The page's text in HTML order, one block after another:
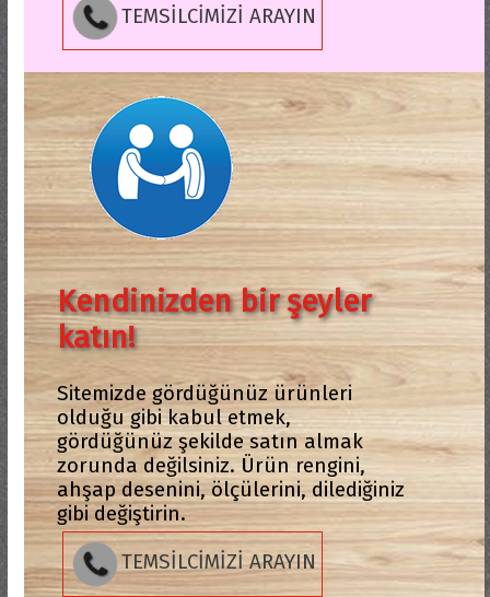
TEMSİLCİMİZİ ARAYIN
Kendinizden bir şeyler
katın!
Sitemizde gördüğünüz ürünleri
olduğu gibi kabul etmek,
gördüğünüz şekilde satın almak
zorunda değilsiniz. Ürün rengini,
ahşap desenini, ölçülerini, dilediğiniz
gibi değiştirin.
TEMSİLCİMİZİ ARAYIN